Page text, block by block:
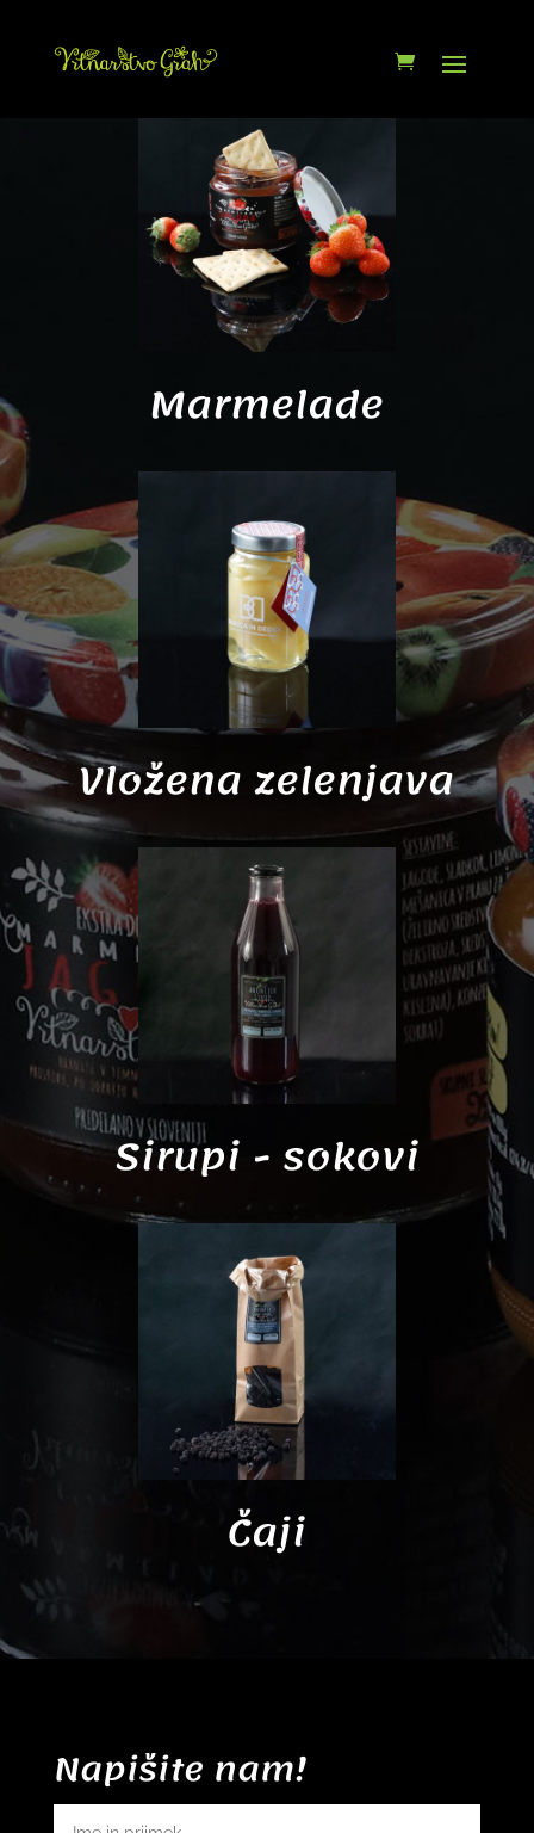
Marmelade
Vložena zelenjava
Sirupi - sokovi
Čaji
Napišite nam!